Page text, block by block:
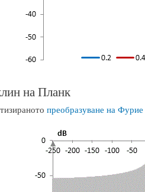
на Планк
преобразуване на Фурие